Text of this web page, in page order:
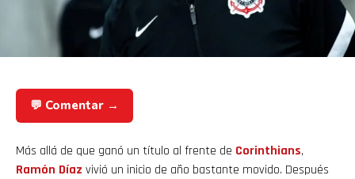
💬 Comentar →
Más allá de que ganó un título al frente de Corinthians,
Ramón Díaz vivió un inicio de año bastante movido. Después